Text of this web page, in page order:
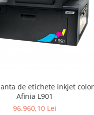
de etichete inkjet color
Afinia L901
96.960,10 Lei